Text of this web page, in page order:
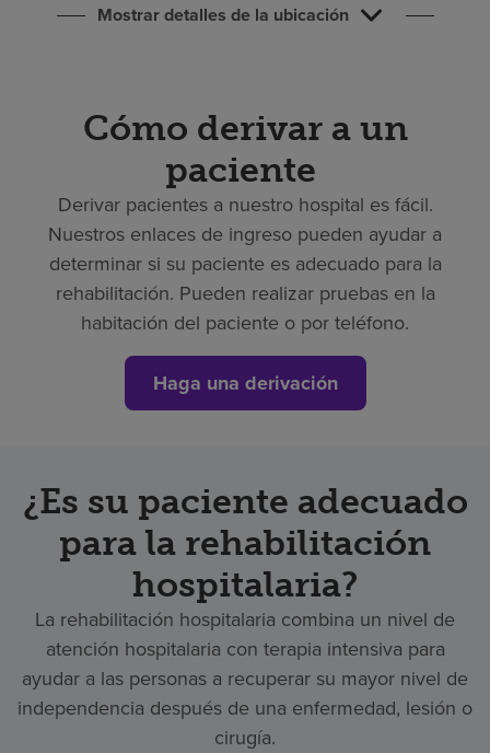
Mostrar detalles de la ubicación
Cómo derivar a un
paciente
Derivar pacientes a nuestro hospital es fácil.
Nuestros enlaces de ingreso pueden ayudar a
determinar si su paciente es adecuado para la
rehabilitación. Pueden realizar pruebas en la
habitación del paciente o por teléfono.
Haga una derivación
¿Es su paciente adecuado
para la rehabilitación
hospitalaria?
La rehabilitación hospitalaria combina un nivel de
atención hospitalaria con terapia intensiva para
ayudar a las personas a recuperar su mayor nivel de
independencia después de una enfermedad, lesión o
cirugía.